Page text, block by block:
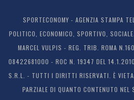
SPORTECONOMY - AGENZIA STAMPA
POLITICO, ECONOMICO, SPORTIVO,
MARCEL VULPIS - REG. TRIB. ROMA
08422681000 - ROC N. 19347 DEL
S.R.L. - TUTTI I DIRITTI RISERVATI. È
PARZIALE DI QUANTO CONTENUTO NEL